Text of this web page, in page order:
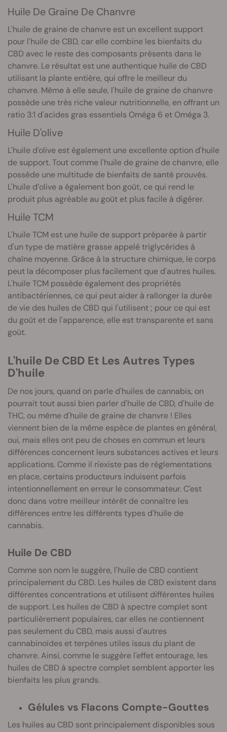
Huile De Graine De Chanvre
L'huile de graine de chanvre est un excellent support
pour l'huile de CBD, car elle combine les bienfaits du
CBD avec le reste des composants présents dans le
chanvre. Le résultat est une authentique huile de CBD
utilisant la plante entière, qui offre le meilleur du
chanvre. Même à elle seule, l'huile de graine de chanvre
possède une très riche valeur nutritionnelle, en offrant un
ratio 3:1 d'acides gras essentiels Oméga 6 et Oméga 3.
Huile D'olive
L'huile d'olive est également une excellente option d'huile
de support. Tout comme l'huile de graine de chanvre, elle
possède une multitude de bienfaits de santé prouvés.
L'huile d’olive a également bon goût, ce qui rend le
produit plus agréable au goût et plus facile à digérer.
Huile TCM
L'huile TCM est une huile de support préparée à partir
d'un type de matière grasse appelé triglycérides à
chaîne moyenne. Grâce à la structure chimique, le corps
peut la décomposer plus facilement que d'autres huiles.
L'huile TCM possède également des propriétés
antibactériennes, ce qui peut aider à rallonger la durée
de vie des huiles de CBD qui l'utilisent ; pour ce qui est
du goût et de l'apparence, elle est transparente et sans
goût.
L'huile De CBD Et Les Autres Types
D'huile
De nos jours, quand on parle d'huiles de cannabis, on
pourrait tout aussi bien parler d'huile de CBD, d'huile de
THC, ou même d'huile de graine de chanvre ! Elles
viennent bien de la même espèce de plantes en général,
oui, mais elles ont peu de choses en commun et leurs
différences concernent leurs substances actives et leurs
applications. Comme il n'existe pas de réglementations
en place, certains producteurs induisent parfois
intentionnellement en erreur le consommateur. C'est
donc dans votre meilleur intérêt de connaître les
différences entre les différents types d'huile de
cannabis.
Huile De CBD
Comme son nom le suggère, l'huile de CBD contient
principalement du CBD. Les huiles de CBD existent dans
différentes concentrations et utilisent différentes huiles
de support. Les huiles de CBD à spectre complet sont
particulièrement populaires, car elles ne contiennent
pas seulement du CBD, mais aussi d'autres
cannabinoïdes et terpènes utiles issus du plant de
chanvre. Ainsi, comme le suggère l'effet entourage, les
huiles de CBD à spectre complet semblent apporter les
bienfaits les plus grands.
Gélules vs Flacons Compte-Gouttes
Les huiles au CBD sont principalement disponibles sous